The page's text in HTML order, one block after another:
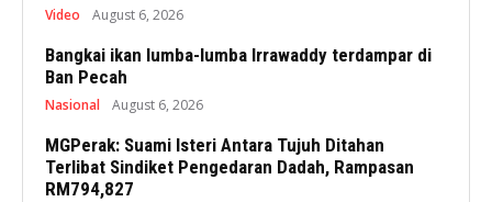
Video August 6, 2026
Bangkai ikan lumba-lumba Irrawaddy terdampar di
Ban Pecah
Nasional August 6, 2026
MGPerak: Suami Isteri Antara Tujuh Ditahan
Terlibat Sindiket Pengedaran Dadah, Rampasan
RM794,827